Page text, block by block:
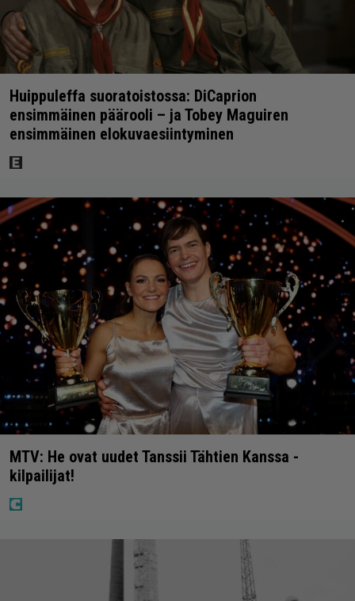
Huippuleffa suoratoistossa: DiCaprion
ensimmäinen päärooli – ja Tobey Maguiren
ensimmäinen elokuvaesiintyminen
MTV: He ovat uudet Tanssii Tähtien Kanssa -
kilpailijat!